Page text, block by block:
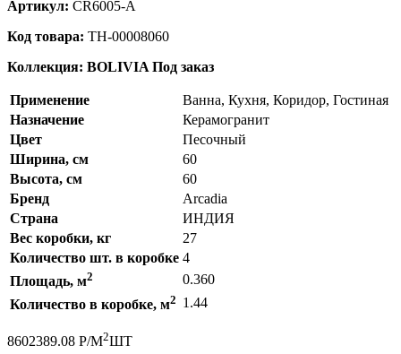
Артикул: CR6005-A
Код товара: ТН-00008060
Коллекция: BOLIVIA Под заказ
Применение
Ванна, Кухня, Коридор, Гостиная
Назначение
Керамогранит
Цвет
Песочный
Ширина, см
60
Высота, см
60
Бренд
Arcadia
Страна
ИНДИЯ
Вес коробки, кг
27
Количество шт. в коробке 4
Площадь, м2
0.360
Количество в коробке, м2 1.44
8602389.08 Р/М2ШТ